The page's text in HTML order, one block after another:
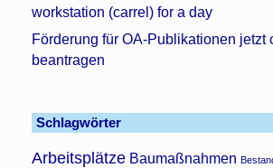
workstation (carrel) for a day
Förderung für OA-Publikationen jetzt
beantragen
Schlagwörter
Arbeitsplätze Baumaßnahmen